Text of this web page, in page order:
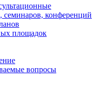
конференций
площадок
вопросы